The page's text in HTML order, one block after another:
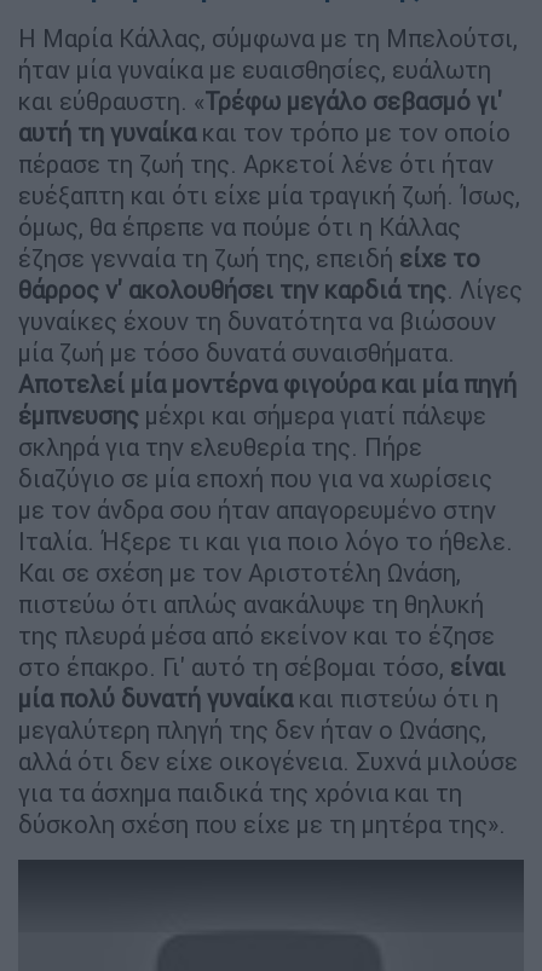
Η Μαρία Κάλλας, σύμφωνα με τη Μπελούτσι,
ήταν μία γυναίκα με ευαισθησίες, ευάλωτη
και εύθραυστη. «Τρέφω μεγάλο σεβασμό γι'
αυτή τη γυναίκακαι τον τρόπο με τον οποίο
πέρασε τη ζωή της. Αρκετοί λένε ότι ήταν
ευέξαπτη και ότι είχε μία τραγική ζωή. Ίσως,
όμως, θα έπρεπε να πούμε ότι η Κάλλας
έζησε γενναία τη ζωή της, επειδή είχε το
θάρρος ν' ακολουθήσει την καρδιά της. Λίγες
γυναίκες έχουν τη δυνατότητα να βιώσουν
μία ζωή με τόσο δυνατά συναισθήματα.
Αποτελεί μία μοντέρνα φιγούρα και μία πηγή
έμπνευσης μέχρι και σήμερα γιατί πάλεψε
σκληρά για την ελευθερία της. Πήρε
διαζύγιο σε μία εποχή που για να χωρίσεις
με τον άνδρα σου ήταν απαγορευμένο στην
Ιταλία. Ήξερε τι και για ποιο λόγο το ήθελε.
Και σε σχέση με τον Αριστοτέλη Ωνάση,
πιστεύω ότι απλώς ανακάλυψε τη θηλυκή
της πλευρά μέσα από εκείνον και το έζησε
στο έπακρο. Γι' αυτό τη σέβομαι τόσο, είναι
μία πολύ δυνατή γυναίκακαι πιστεύω ότι η
μεγαλύτερη πληγή της δεν ήταν ο Ωνάσης,
αλλά ότι δεν είχε οικογένεια. Συχνά μιλούσε
για τα άσχημα παιδικά της χρόνια και τη
δύσκολη σχέση που είχε με τη μητέρα της».